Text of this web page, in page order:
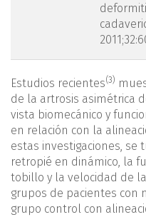
Estudios recientes(3)
de la artrosis asimétrica
vista biomecánico y
en relación con la
estas investigaciones,
retropié en dinámico, la
tobillo y la velocidad de
grupos de pacientes con
grupo control con